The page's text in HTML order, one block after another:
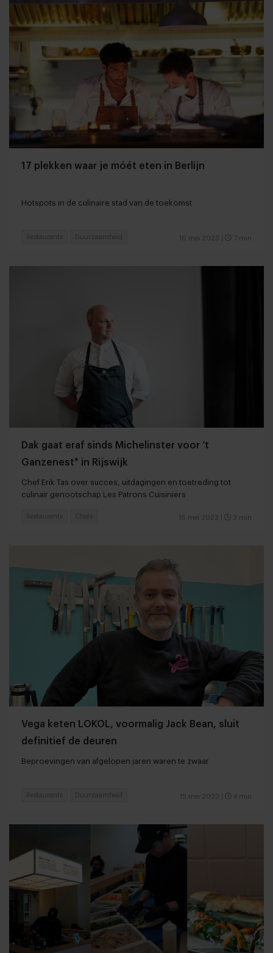
17 plekken waar je móét eten in Berlijn
Hotspots in de culinaire stad van de toekomst
16 mei 2023 7 min
Restaurants Duurzaamheid
Dak gaat eraf sinds Michelinster voor ‘t
Ganzenest* in Rijswijk
Chef Erik Tas over succes, uitdagingen en toetreding tot
culinair genootschap Les Patrons Cuisiniers
16 mei 2023 3 min
Restaurants Chefs
Vega keten LOKOL, voormalig Jack Bean, sluit
definitief de deuren
Beproevingen van afgelopen jaren waren te zwaar
15 mei 2023 4 min
Restaurants Duurzaamheid